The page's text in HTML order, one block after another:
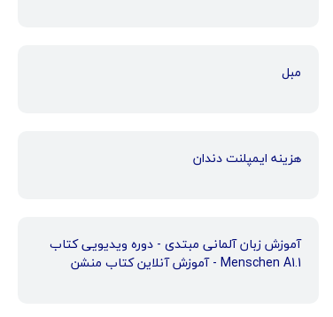
مبل
هزینه ایمپلنت دندان
آموزش زبان آلمانی مبتدی - دوره ویدیویی کتاب
Menschen A1.1 - آموزش آنلاین کتاب منشن